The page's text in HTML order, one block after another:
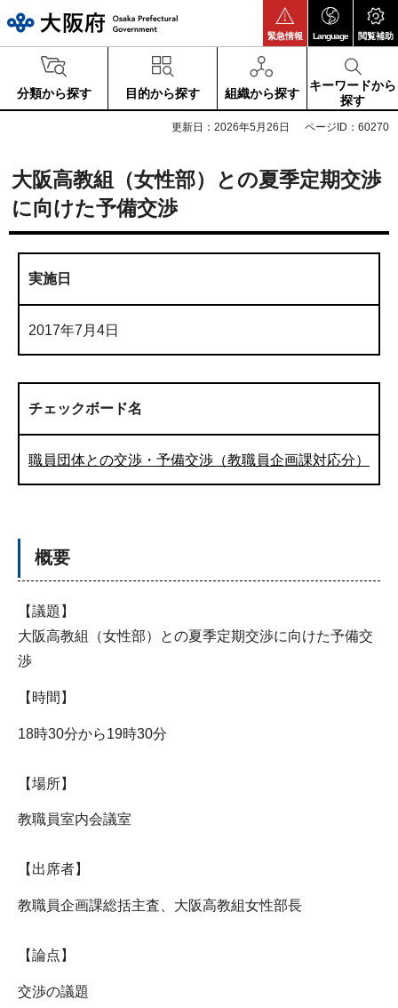
緊急情報 Language 閲覧補助
分類から探す 目的から探す 組織から探す
キーワードから
探す
更新日：2026年5月26日 ページID：60270
大阪高教組（女性部）との夏季定期交渉
に向けた予備交渉
実施日
2017年7月4日
チェックボード名
職員団体との交渉・予備交渉（教職員企画課対応分）
概要
【議題】
大阪高教組（女性部）との夏季定期交渉に向けた予備交
渉
【時間】
18時30分から19時30分
【場所】
教職員室内会議室
【出席者】
教職員企画課総括主査、大阪高教組女性部長
【論点】
交渉の議題